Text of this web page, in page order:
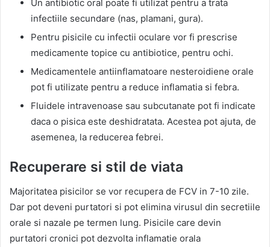
Un antibiotic oral poate fi utilizat pentru a trata
infectiile secundare (nas, plamani, gura).
Pentru pisicile cu infectii oculare vor fi prescrise
medicamente topice cu antibiotice, pentru ochi.
Medicamentele antiinflamatoare nesteroidiene orale
pot fi utilizate pentru a reduce inflamatia si febra.
Fluidele intravenoase sau subcutanate pot fi indicate
daca o pisica este deshidratata. Acestea pot ajuta, de
asemenea, la reducerea febrei.
Recuperare si stil de viata
Majoritatea pisicilor se vor recupera de FCV in 7-10 zile.
Dar pot deveni purtatori si pot elimina virusul din secretiile
orale si nazale pe termen lung. Pisicile care devin
purtatori cronici pot dezvolta inflamatie orala